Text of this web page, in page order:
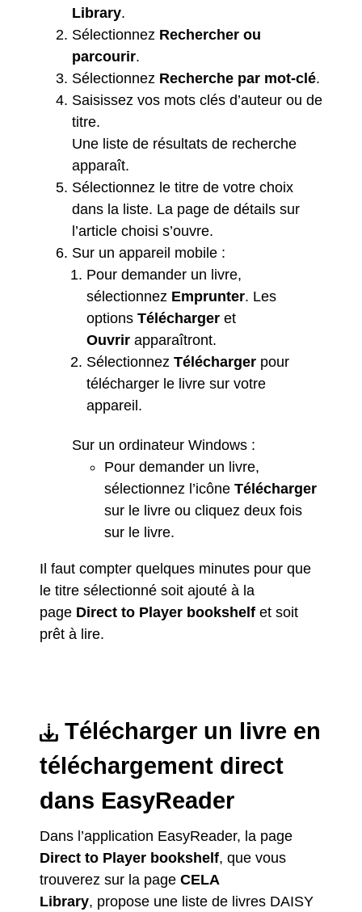
Library.
Sélectionnez Rechercher ou
parcourir.
Sélectionnez Recherche par mot-clé.
Saisissez vos mots clés d’auteur ou de
titre.
Une liste de résultats de recherche
apparaît.
Sélectionnez le titre de votre choix
dans la liste. La page de détails sur
l’article choisi s’ouvre.
Sur un appareil mobile :
Pour demander un livre,
sélectionnez Emprunter. Les
options Télécharger et
Ouvrir apparaîtront.
Sélectionnez Télécharger pour
télécharger le livre sur votre
appareil.
Sur un ordinateur Windows :
Pour demander un livre,
sélectionnez l’icône Télécharger
sur le livre ou cliquez deux fois
sur le livre.
Il faut compter quelques minutes pour que
le titre sélectionné soit ajouté à la
page Direct to Player bookshelfet soit
prêt à lire.
Télécharger un livre en
téléchargement direct
dans EasyReader
Dans l’application EasyReader, la page
Direct to Player bookshelf, que vous
trouverez sur la page CELA
Library, propose une liste de livres DAISY